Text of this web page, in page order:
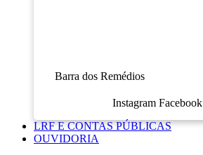
Barra dos Remédios
Instagram Facebook
LRF E CONTAS PÚBLICAS
OUVIDORIA